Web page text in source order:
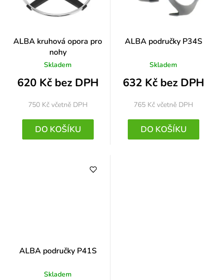
ALBA kruhová opora pro
nohy
Skladem
620 Kč bez DPH
750 Kč včetně DPH
DO KOŠÍKU
ALBA područky P34S
Skladem
632 Kč bez DPH
765 Kč včetně DPH
DO KOŠÍKU
ALBA područky P41S
Skladem